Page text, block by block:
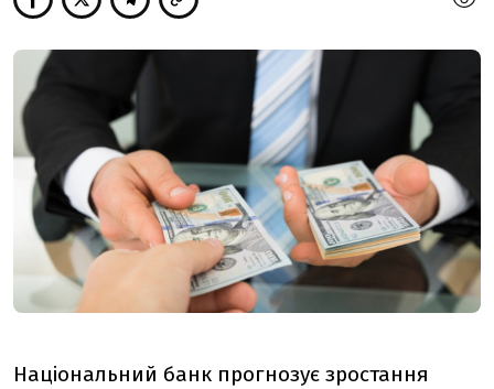
Національний банк прогнозує зростання